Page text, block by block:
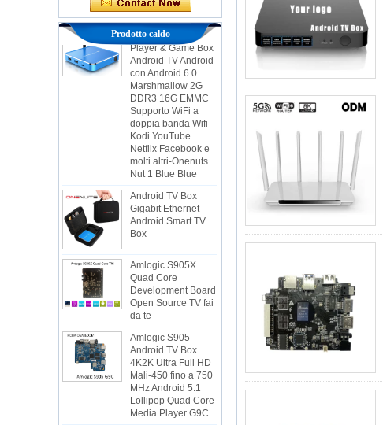
Prodotto caldo
2 in 1 Octa Core
Streaming Media
Player & Game Box
Android TV Android
con Android 6.0
Marshmallow 2G
DDR3 16G EMMC
Supporto WiFi a
doppia banda Wifi
Kodi YouTube
Netflix Facebook e
molti altri-Onenuts
Nut 1 Blue Blue
Android TV Box
Gigabit Ethernet
Android Smart TV
Box
Quad Core
Development Board
Open Source TV fai
da te
Amlogic S905
Android TV Box
4K2K Ultra Full HD
Mali-450 fino a 750
MHz Android 5.1
Lollipop Quad Core
Media Player G9C
AMLOGIC S905 TV